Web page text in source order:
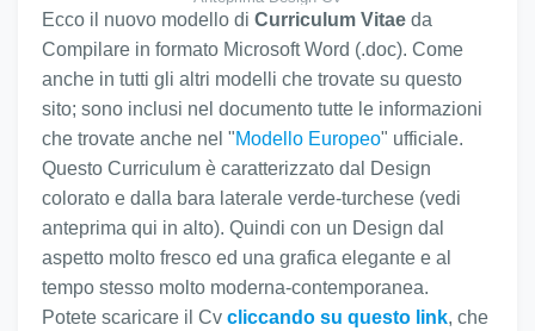
Ecco il nuovo modello di Curriculum Vitae da
Compilare in formato Microsoft Word (.doc). Come
anche in tutti gli altri modelli che trovate su questo
sito; sono inclusi nel documento tutte le informazioni
che trovate anche nel "Modello Europeo" ufficiale.
Questo Curriculum è caratterizzato dal Design
colorato e dalla bara laterale verde-turchese (vedi
anteprima qui in alto). Quindi con un Design dal
aspetto molto fresco ed una grafica elegante e al
tempo stesso molto moderna-contemporanea.
Potete scaricare il Cv cliccando su questo link, che